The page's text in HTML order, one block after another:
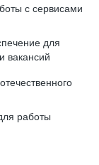
с сервисами
для
вакансий
работы